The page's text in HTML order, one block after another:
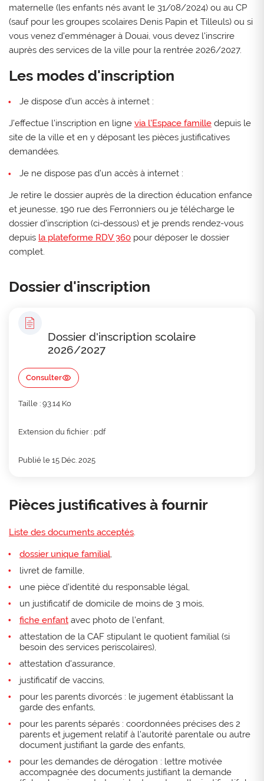
maternelle (les enfants nés avant le 31/08/2024) ou au CP
(sauf pour les groupes scolaires Denis Papin et Tilleuls) ou si
vous venez d'emménager à Douai, vous devez l'inscrire
auprès des services de la ville pour la rentrée 2026/2027.
Les modes d'inscription
Je dispose d'un accès à internet :
J'effectue l'inscription en ligne via l'Espace famille depuis le
site de la ville et en y déposant les pièces justificatives
demandées.
Je ne dispose pas d'un accès à internet :
Je retire le dossier auprès de la direction éducation enfance
et jeunesse, 190 rue des Ferronniers ou je télécharge le
dossier d’inscription (ci-dessous) et je prends rendez-vous
depuis la plateforme RDV 360 pour déposer le dossier
complet.
Dossier d'inscription
Dossier d'inscription scolaire
2026/2027
Consulter
Taille : 93.14 Ko
Extension du fichier : pdf
Publié le 15 Déc. 2025
Pièces justificatives à fournir
Liste des documents acceptés.
dossier unique familial,
livret de famille,
une pièce d'identité du responsable légal,
un justificatif de domicile de moins de 3 mois,
fiche enfant avec photo de l'enfant,
attestation de la CAF stipulant le quotient familial (si
besoin des services periscolaires),
attestation d'assurance,
justificatif de vaccins,
pour les parents divorcés : le jugement établissant la
garde des enfants,
pour les parents séparés : coordonnées précises des 2
parents et jugement relatif à l'autorité parentale ou autre
document justifiant la garde des enfants,
pour les demandes de dérogation : lettre motivée
accompagnée des documents justifiant la demande